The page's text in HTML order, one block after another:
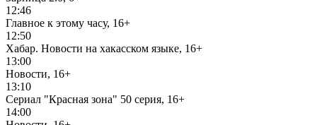
12:46
Главное к этому часу, 16+
12:50
Хабар. Новости на хакасском языке, 16+
13:00
Новости, 16+
13:10
Сериал "Красная зона" 50 серия, 16+
14:00